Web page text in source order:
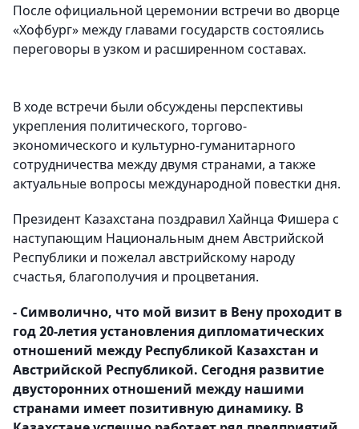
После официальной церемонии встречи во дворце
«Хофбург» между главами государств состоялись
переговоры в узком и расширенном составах.
В ходе встречи были обсуждены перспективы
укрепления политического, торгово-
экономического и культурно-гуманитарного
сотрудничества между двумя странами, а также
актуальные вопросы международной повестки дня.
Президент Казахстана поздравил Хайнца Фишера с
наступающим Национальным днем Австрийской
Республики и пожелал австрийскому народу
счастья, благополучия и процветания.
- Символично, что мой визит в Вену проходит в
год 20-летия установления дипломатических
отношений между Республикой Казахстан и
Австрийской Республикой. Сегодня развитие
двусторонних отношений между нашими
странами имеет позитивную динамику. В